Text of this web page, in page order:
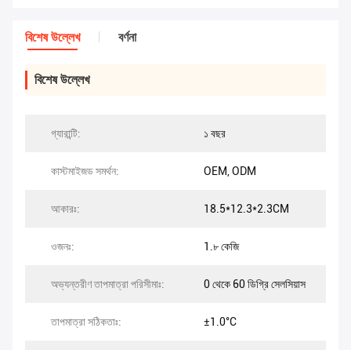
বিশেষ উল্লেখ বর্ণনা
বিশেষ উল্লেখ
গ্যারান্টি: ১ বছর
কাস্টমাইজড সমর্থন: OEM, ODM
আকারঃ: 18.5*12.3*2.3CM
ওজনঃ: 1.৮ কেজি
অভ্যন্তরীণ তাপমাত্রা পরিসীমাঃ: 0 থেকে 60 ডিগ্রি সেলসিয়াস
তাপমাত্রা সঠিকতাঃ: ±1.0°C